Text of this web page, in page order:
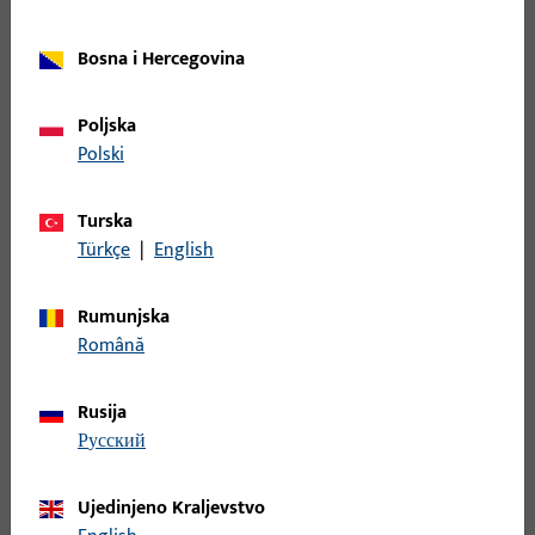
širina 16 mm, ukupna visina / dubina 18 mm, ukupna duljina
širina 16 mm, ukupna visina / dubina 18 mm, ukupna duljina
3.050 mm
Pokrovni profil, Materijal profila Aluminij, Holz, PVC, ukupna
Bosna i Hercegovina
Poljska
Polski
Turska
Türkçe | English
Rumunjska
Română
Rusija
русский
Ujedinjeno Kraljevstvo